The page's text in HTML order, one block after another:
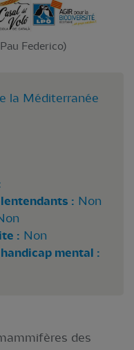
Federico)
la Méditerranée
: Non
: Non
mental :
des